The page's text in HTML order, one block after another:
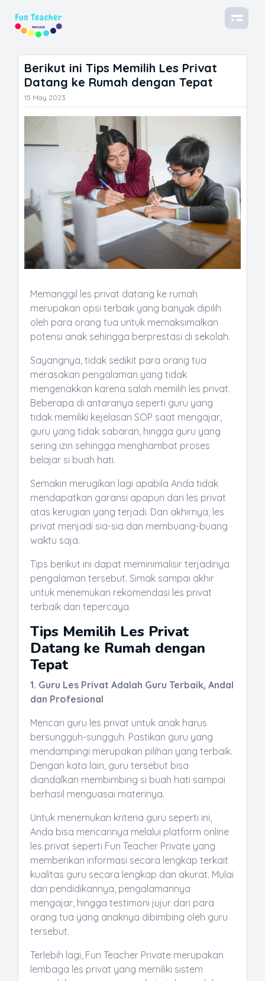
Berikut ini Tips Memilih Les Privat
Datang ke Rumah dengan Tepat
15 May 2023
Memanggil les privat datang ke rumah
merupakan opsi terbaik yang banyak dipilih
oleh para orang tua untuk memaksimalkan
potensi anak sehingga berprestasi di sekolah.
Sayangnya, tidak sedikit para orang tua
merasakan pengalaman yang tidak
mengenakkan karena salah memilih les privat.
Beberapa di antaranya seperti guru yang
tidak memiliki kejelasan SOP saat mengajar,
guru yang tidak sabaran, hingga guru yang
sering izin sehingga menghambat proses
belajar si buah hati.
Semakin merugikan lagi apabila Anda tidak
mendapatkan garansi apapun dari les privat
atas kerugian yang terjadi. Dan akhirnya, les
privat menjadi sia-sia dan membuang-buang
waktu saja.
Tips berikut ini dapat meminimalisir terjadinya
pengalaman tersebut. Simak sampai akhir
untuk menemukan rekomendasi les privat
terbaik dan tepercaya.
Tips Memilih Les Privat
Datang ke Rumah dengan
Tepat
1. Guru Les Privat Adalah Guru Terbaik, Andal
dan Profesional
Mencari guru les privat untuk anak harus
bersungguh-sungguh. Pastikan guru yang
mendampingi merupakan pilihan yang terbaik.
Dengan kata lain, guru tersebut bisa
diandalkan membimbing si buah hati sampai
berhasil menguasai materinya.
Untuk menemukan kriteria guru seperti ini,
Anda bisa mencarinya melalui platform online
les privat seperti Fun Teacher Private yang
memberikan informasi secara lengkap terkait
kualitas guru secara lengkap dan akurat. Mulai
dari pendidikannya, pengalamannya
mengajar, hingga testimoni jujur dari para
orang tua yang anaknya dibimbing oleh guru
tersebut.
Terlebih lagi, Fun Teacher Private merupakan
lembaga les privat yang memiliki sistem